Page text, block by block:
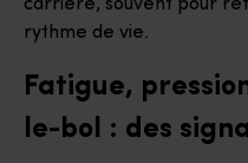
carrière, souvent pour
rythme de vie.
Fatigue,
le-bol : des